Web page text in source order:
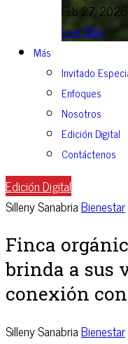
Feb 27, 2026
Leer Más
Más
Invitado
Enfoques
Nosotros
Edición Digital
Contáctenos
Edición Digital
Silleny SanabriaBienestar
Finca
brinda a sus
conexión
Silleny SanabriaBienestar